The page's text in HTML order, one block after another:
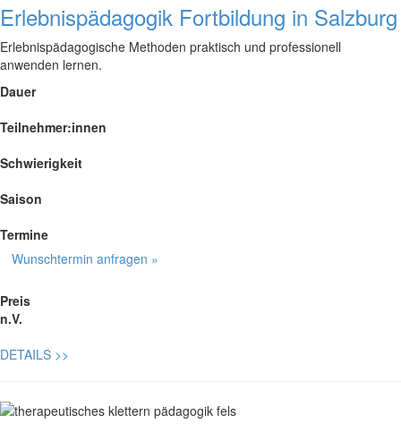
Erlebnispädagogik Fortbildung in Salzburg
Erlebnispädagogische Methoden praktisch und professionell
anwenden lernen.
Dauer
Teilnehmer:innen
Schwierigkeit
Saison
Termine
Wunschtermin anfragen »
Preis
n.V.
DETAILS >>